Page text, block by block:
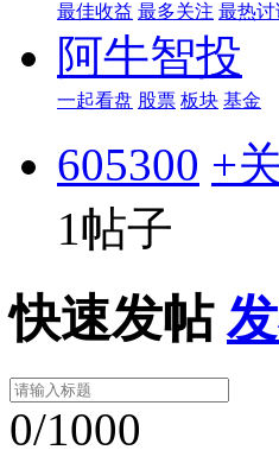
最佳收益 最多关注 最热讨
阿牛智投
一起看盘 股票 板块 基金
605300 +
1帖子
快速发帖
0/1000